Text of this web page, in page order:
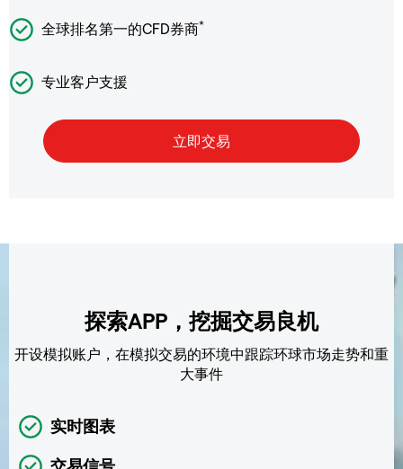
全球排名第一的CFD券商*
专业客户支援
探索APP，挖掘交易良机
开设模拟账户，在模拟交易的环境中跟踪环球市场走势和重
大事件
实时图表
交易信号